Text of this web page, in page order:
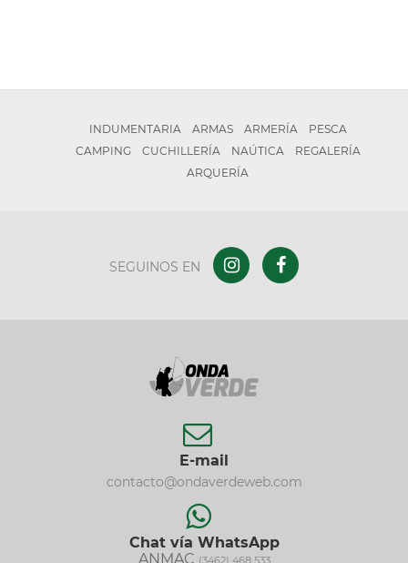
INDUMENTARIA ARMAS ARMERÍA
PESCA
CAMPING
CUCHILLERÍA NAÚTICA
REGALERÍA
ARQUERÍA
SEGUINOS EN
E-mail
contacto@ondaverdeweb.com
Chat vía WhatsApp
ANMAC